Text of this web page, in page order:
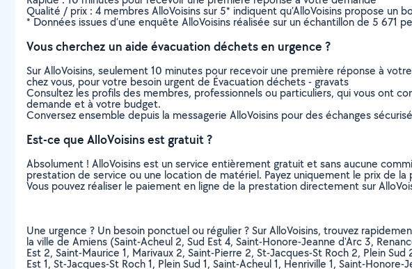
Qualité / prix : 4 membres AlloVoisins sur 5* indiquent qu’AlloVoisins propose un
* Données issues d’une enquête AlloVoisins réalisée sur un échantillon de 5 671
Vous cherchez un aide évacuation déchets en urgence ?
Sur AlloVoisins, seulement 10 minutes pour recevoir une première réponse à
chez vous, pour votre besoin urgent de Évacuation déchets - gravats
Consultez les profils des membres, professionnels ou particuliers, qui vous ont
demande et à votre budget.
Conversez ensemble depuis la messagerie AlloVoisins pour des échanges
Est-ce que AlloVoisins est gratuit ?
Absolument ! AlloVoisins est un service entièrement gratuit et sans aucune
prestation de service ou une location de matériel. Payez uniquement le prix de
Vous pouvez réaliser le paiement en ligne de la prestation directement sur
Une urgence ? Un besoin ponctuel ou régulier ? Sur AlloVoisins, trouvez
la ville de Amiens (Saint-Acheul 2, Sud Est 4, Saint-Honore-Jeanne d'Arc 3,
Est 2, Saint-Maurice 1, Marivaux 2, Saint-Pierre 2, St-Jacques-St Roch 2, Plein
Est 1, St-Jacques-St Roch 1, Plein Sud 1, Saint-Acheul 1, Henriville 1, Saint-